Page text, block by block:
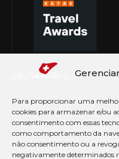
Para proporcionar uma
cookies para armazenar e/ou
consentimento com essas
como comportamento da
não consentimento ou a
negativamente determinados
© Copyright 2026